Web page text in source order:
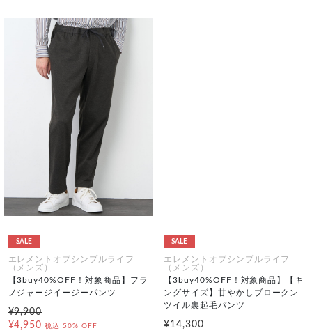
SALE
エレメントオブシンプルライフ
（メンズ）
【3buy40%OFF！対象商品】フラ
ノジャージイージーパンツ
¥9,900
¥4,950 税込 50% OFF
SALE
エレメントオブシンプルライフ
（メンズ）
【3buy40%OFF！対象商品】【キ
ングサイズ】甘やかしブロークン
ツイル裏起毛パンツ
¥14,300